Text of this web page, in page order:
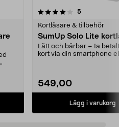
5recensioner
Kortläsare & tillbehör
SumUp Solo Lite
Lätt och bärbar – ta
kort via din smartphone
549,00
Lägg i varukorg
4.0 av 5 stjärnor